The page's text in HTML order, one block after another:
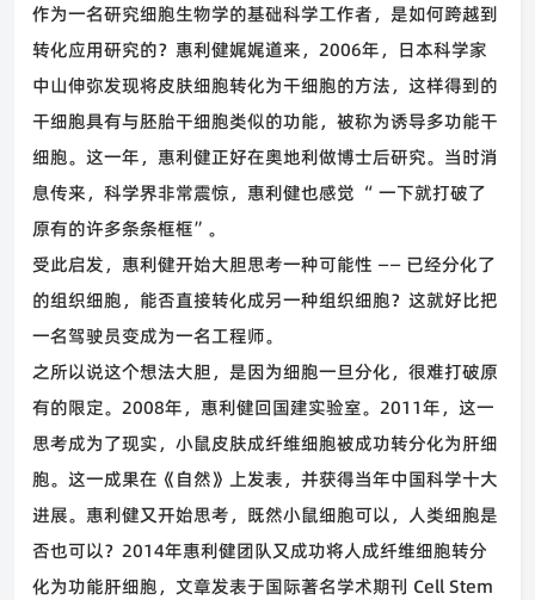
作为一名研究细胞生物学的基础科学工作者，是如何跨越到
转化应用研究的？惠利健娓娓道来， 2006年，日本科学家
中山伸弥发现将皮肤细胞转化为干细胞的方法，这样得到的
干细胞具有与胚胎干细胞类似的功能，被称为诱导多功能干
细胞。这一年，惠利健正好在奥地利做博士后研究。当时消
息传来，科学界非常震惊，惠利健也感觉 “ 一下就打破了
原有的许多条条框框” 。
受此启发，惠利健开始大胆思考一种可能性 —— 已经分化了
的组织细胞，能否直接转化成另一种组织细胞？这就好比把
一名驾驶员变成为一名工程师。
之所以说这个想法大胆，是因为细胞一旦分化，很难打破原
有的限定。 2008年，惠利健回国建实验室。 2011年，这一
思考成为了现实，小鼠皮肤成纤维细胞被成功转分化为肝细
胞。这一成果在《自然》上发表，并获得当年中国科学十大
进展。惠利健又开始思考，既然小鼠细胞可以，人类细胞是
否也可以？ 2014年惠利健团队又成功将人成纤维细胞转分
化为功能肝细胞，文章发表于国际著名学术期刊 CellStem